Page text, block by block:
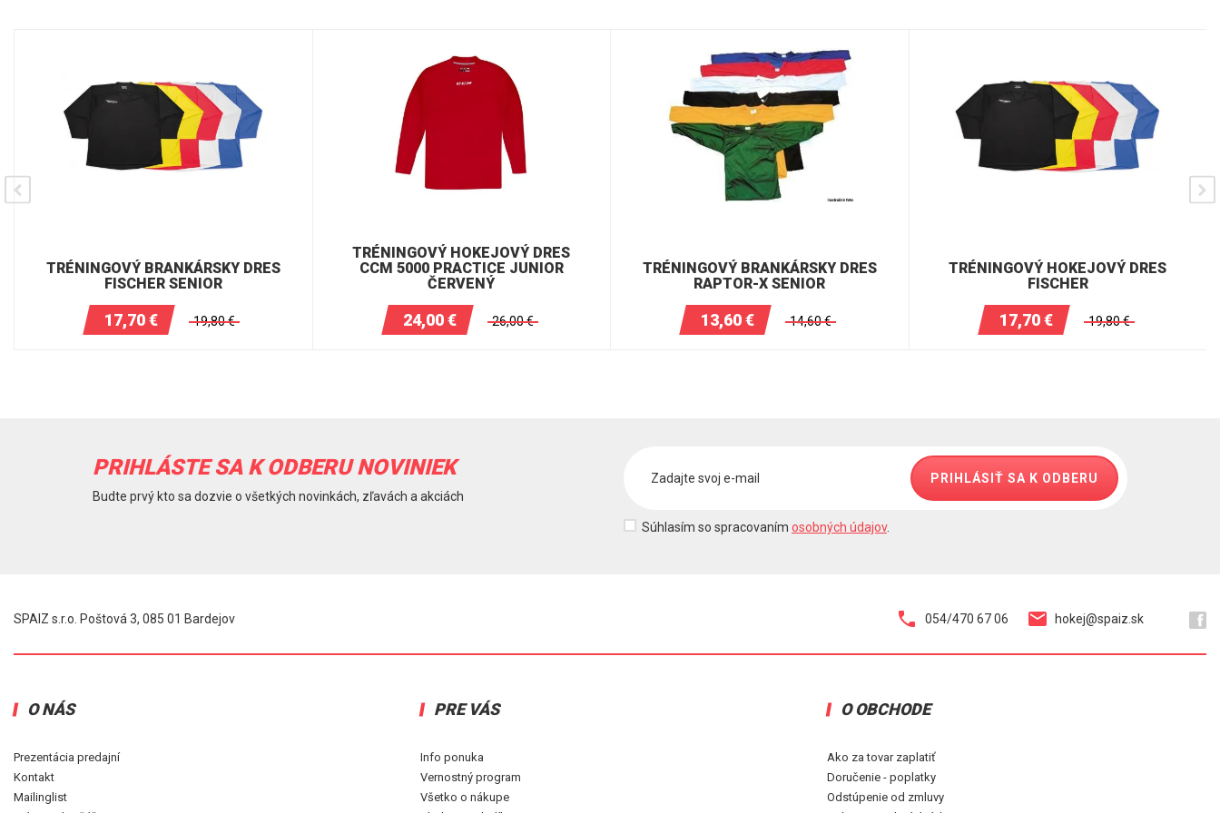
TRÉNINGOVÝ BRANKÁRSKY DRES
FISCHER SENIOR
17,70€ 19,80€
TRÉNINGOVÝ HOKEJOVÝ DRES
CCM 5000 PRACTICE JUNIOR
ČERVENÝ
24,00€ 26,00€
TRÉNINGOVÝ BRANKÁRSKY DRES
RAPTOR-X SENIOR
13,60€ 14,60€
TRÉNINGOVÝ HOKEJOVÝ DRES
FISCHER
17,70€ 19,80€
PRIHLÁSTE SA K ODBERU NOVINIEK
Budte prvý kto sa dozvie o všetkých novinkách, zľavách a akciách
PRIHLÁSIŤ SA K ODBERU
Súhlasím so spracovaním osobných údajov.
SPAIZ s.r.o. Poštová 3, 085 01 Bardejov 054/470 67 06 hokej@spaiz.sk
O NÁS
Prezentácia predajní
Kontakt
Mailinglist
PRE VÁS
Info ponuka
Vernostný program
Všetko o nákupe
O OBCHODE
Ako za tovar zaplatiť
Doručenie - poplatky
Odstúpenie od zmluvy